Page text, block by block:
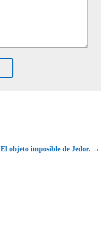
El objeto imposible de Jedor. →